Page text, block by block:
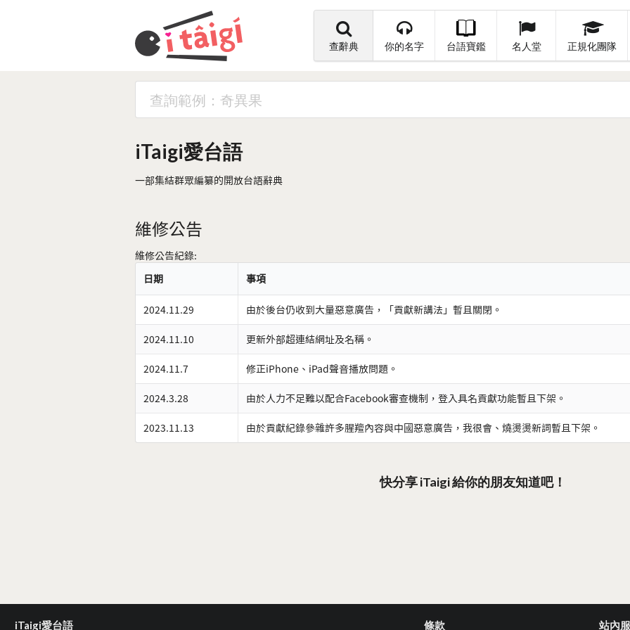
查辭典 你的名字 台語寶鑑 名人堂 正規化團隊
iTaigi愛台語
一部集結群眾編纂的開放台語辭典
維修公告
維修公告紀錄:
日期
事項
2024.11.29 由於後台仍收到大量惡意廣告，「貢獻新講法」暫且關閉。
2024.11.10 更新外部超連結網址及名稱。
2024.11.7 修正iPhone、iPad聲音播放問題。
2024.3.28 由於人力不足難以配合Facebook審查機制，登入具名貢獻功能暫且下架。
2023.11.13 由於貢獻紀錄參雜許多腥羶內容與中國惡意廣告，我很會、燒燙燙新詞暫且下架。
快分享 iTaigi 給你的朋友知道吧！
iTaigi愛台語 條款 站內